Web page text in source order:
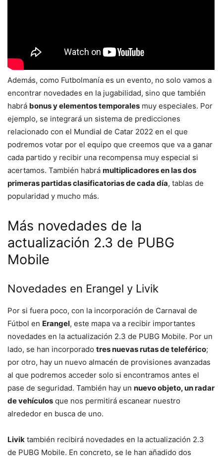
Además, como Futbolmanía es un evento, no solo vamos a
encontrar novedades en la jugabilidad, sino que también
habrá bonus y elementos temporales muy especiales. Por
ejemplo, se integrará un sistema de predicciones
relacionado con el Mundial de Catar 2022 en el que
podremos votar por el equipo que creemos que va a ganar
cada partido y recibir una recompensa muy especial si
acertamos. También habrá multiplicadores en las dos
primeras partidas clasificatorias de cada día, tablas de
popularidad y mucho más.
Más novedades de la
actualización 2.3 de PUBG
Mobile
Novedades en Erangel y Livik
Por si fuera poco, con la incorporación de Carnaval de
Fútbol en Erangel, este mapa va a recibir importantes
novedades en la actualización 2.3 de PUBG Mobile. Por un
lado, se han incorporado tres nuevas rutas de teleférico;
por otro, hay un nuevo almacén de provisiones avanzadas
al que podremos acceder solo si encontramos antes el
pase de seguridad. También hay un nuevo objeto, un radar
de vehículos que nos permitirá escanear nuestro
alrededor en busca de uno.
Livik también recibirá novedades en la actualización 2.3
de PUBG Mobile. En concreto, se le han añadido dos